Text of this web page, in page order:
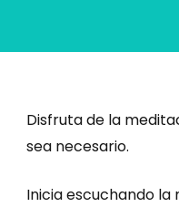
Disfruta de la
sea necesario.
Inicia escuchando